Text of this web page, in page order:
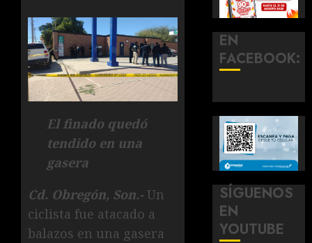
El finado quedó
tendido en una
gasera
Cd. Obregón, Son.- Un
ciclista fue atacado a
balazos en una gasera
EN
FACEBOOK:
SÍGUENOS
EN
YOUTUBE